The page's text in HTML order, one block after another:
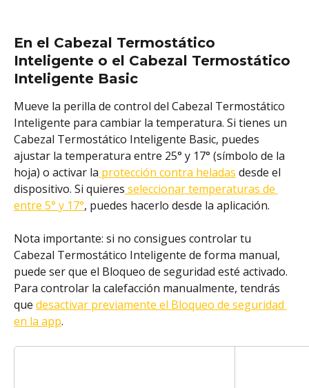
En el Cabezal Termostático
Inteligente o el Cabezal Termostático
Inteligente Basic
Mueve la perilla de control del Cabezal Termostático
Inteligente para cambiar la temperatura. Si tienes un
Cabezal Termostático Inteligente Basic, puedes
ajustar la temperatura entre 25° y 17° (símbolo de la
hoja) o activar la protección contra heladas desde el
dispositivo. Si quieres seleccionar temperaturas de
entre 5° y 17°, puedes hacerlo desde la aplicación.
Nota importante: si no consigues controlar tu
Cabezal Termostático Inteligente de forma manual,
puede ser que el Bloqueo de seguridad esté activado.
Para controlar la calefacción manualmente, tendrás
que desactivar previamente el Bloqueo de seguridad
en la app.